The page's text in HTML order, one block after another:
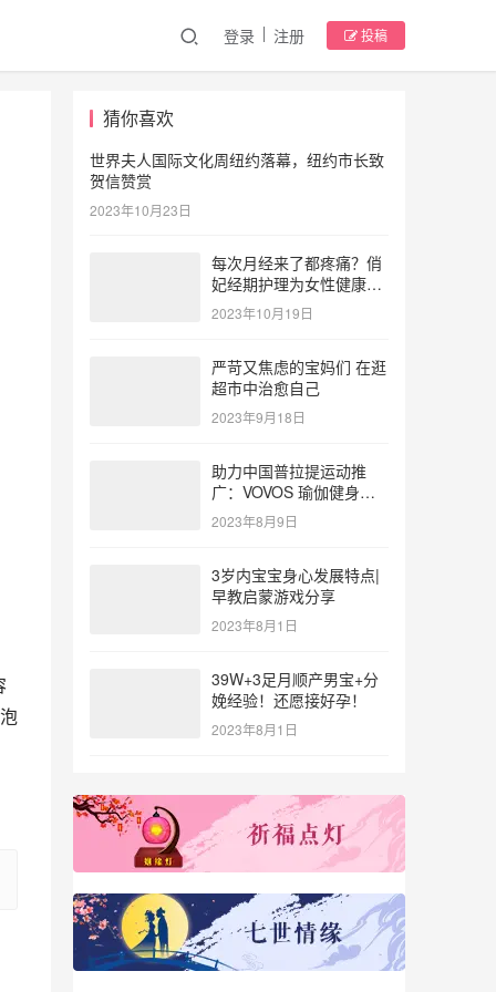
登录 注册 投稿
猜你喜欢
世界夫人国际文化周纽约落幕，纽约市长致
贺信赞赏
2023年10月23日
每次月经来了都疼痛？俏
妃经期护理为女性健康护
航
2023年10月19日
严苛又焦虑的宝妈们 在逛
超市中治愈自己
2023年9月18日
助力中国普拉提运动推
广：VOVOS 瑜伽健身服
参与北体大专业普拉提教
练培训
2023年8月9日
3岁内宝宝身心发展特点|
早教启蒙游戏分享
2023年8月1日
39W+3足月顺产男宝+分
娩经验！还愿接好孕！
2023年8月1日